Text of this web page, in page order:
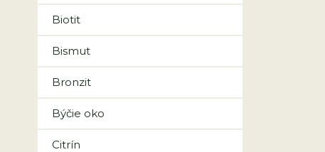
Biotit
Bismut
Bronzit
Býčie oko
Citrín